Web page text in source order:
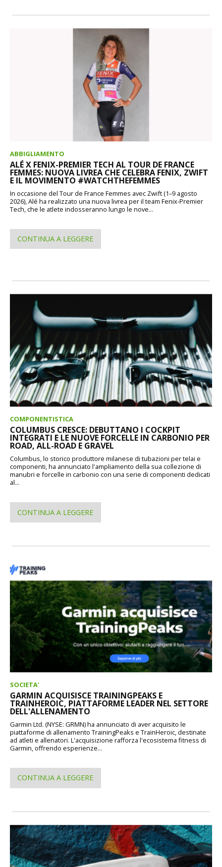
ABBIGLIAMENTO
ALÉ X FENIX-PREMIER TECH AL TOUR DE FRANCE
FEMMES: NUOVA LIVREA CHE CELEBRA FENIX, ZWIFT
E IL MOVIMENTO #WATCHTHEFEMMES
In occasione del Tour de France Femmes avec Zwift (1–9 agosto
2026), Alé ha realizzato una nuova livrea per il team Fenix-Premier
Tech, che le atlete indosseranno lungo le nove...
CONTINUA A LEGGERE
COMPONENTISTICA
COLUMBUS CRESCE: DEBUTTANO I COCKPIT
INTEGRATI E LE NUOVE FORCELLE IN CARBONIO PER
ROAD, ALL-ROAD E GRAVEL
Columbus, lo storico produttore milanese di tubazioni per telai e
componenti, ha annunciato l'ampliamento della sua collezione di
manubri e forcelle in carbonio con una serie di componenti dedicati
al...
CONTINUA A LEGGERE
SOCIETA'
GARMIN ACQUISISCE TRAININGPEAKS E
TRAINHEROIC, PIATTAFORME LEADER NEL SETTORE
DELL'ALLENAMENTO
Garmin Ltd. (NYSE: GRMN) ha annunciato di aver acquisito le
piattaforme di allenamento TrainingPeaks e TrainHeroic, destinate
ad atleti e allenatori. L'acquisizione rafforza l'ecosistema fitness di
Garmin, offrendo esperienze...
CONTINUA A LEGGERE